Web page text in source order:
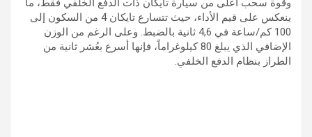
ينعكس على قيم الأداء، حيث تتسارع تايكان 4 من السكون إلى
100 كم/ساعة في 4,6 ثانية بالضبط. وعلى الرغم من الوزن
الإضافي الذي يبلغ 80 كيلوغراماً، فإنها أسرع بعُشر ثانية من
الطراز بنظام الدفع الخلفي‏.